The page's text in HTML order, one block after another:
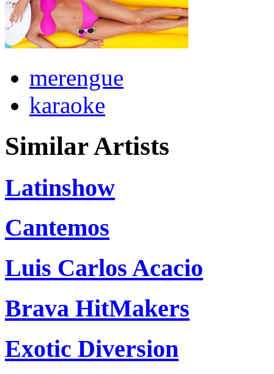
merengue
karaoke
Similar Artists
Latinshow
Cantemos
Luis Carlos Acacio
Brava HitMakers
Exotic Diversion